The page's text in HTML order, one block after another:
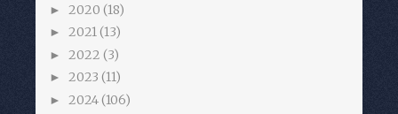
► 2020 (18)
► 2021(13)
► 2022 (3)
► 2023 (11)
► 2024(106)